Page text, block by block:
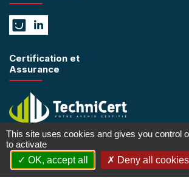
Certification et
Assurance
This site uses cookies and gives you control
to activate
OK, accept all
Deny all cookies